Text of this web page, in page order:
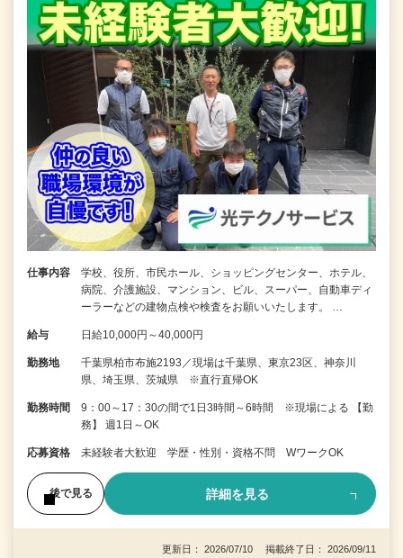
仕事内容
学校、役所、市民ホール、ショッピングセンター、ホテル、
病院、介護施設、マンション、ビル、スーパー、自動車ディ
ーラーなどの建物点検や検査をお願いいたします。 …
給与 日給10,000円～40,000円
勤務地
千葉県柏市布施2193／現場は千葉県、東京23区、神奈川
県、埼玉県、茨城県 ※直行直帰OK
勤務時間
9：00～17：30の間で1日3時間～6時間 ※現場による 【勤
務】 週1日～OK
応募資格 未経験者大歓迎 学歴・性別・資格不問 WワークOK
後で見る 詳細を見る
更新日： 2026/07/10 掲載終了日： 2026/09/11